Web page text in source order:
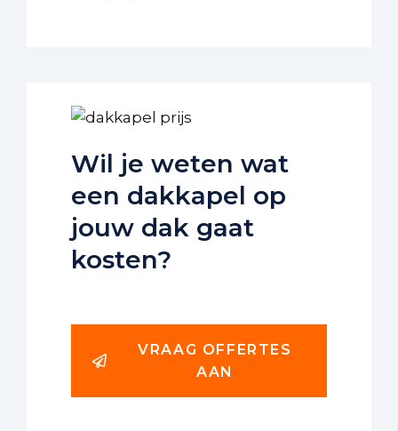
Wil je weten wat
een dakkapel op
jouw dak gaat
kosten?
VRAAG OFFERTES
AAN